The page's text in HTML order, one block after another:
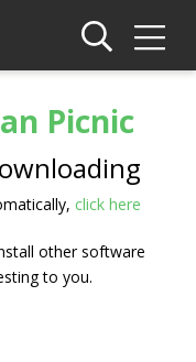
Picnic
click here
other software
to you.